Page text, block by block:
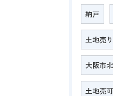
納戸
土地売
大阪市
土地売可